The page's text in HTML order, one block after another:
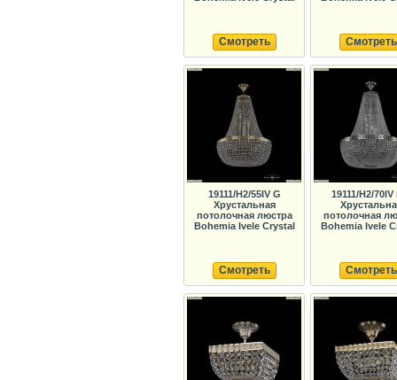
Смотреть Смотреть
19111/H2/55IV G
Хрустальная
потолочная люстра
Bohemia Ivele Crystal
Смотреть
19111/H2/70IV
потолочная
Bohemia Ivele
Смотреть